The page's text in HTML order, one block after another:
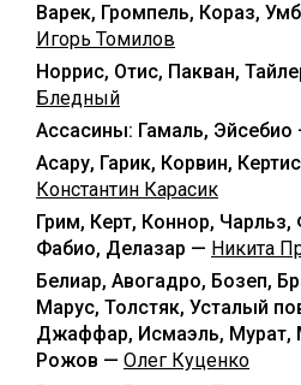
Варек, Громпель, Кораз,
Игорь Томилов
Норрис, Отис, Пакван,
Бледный
Ассасины: Гамаль, Эйсебио
Асару, Гарик, Корвин,
Константин Карасик
Грим, Керт, Коннор,
Фабио, Делазар — Никита
Белиар, Авогадро, Бозеп,
Марус, Толстяк, Усталый
Джаффар, Исмаэль, Мурат,
Рожов — Олег Куценко